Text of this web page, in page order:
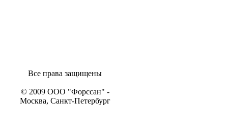
Все права защищены
© 2009 ООО "Форссан" -
Москва, Санкт-Петербург